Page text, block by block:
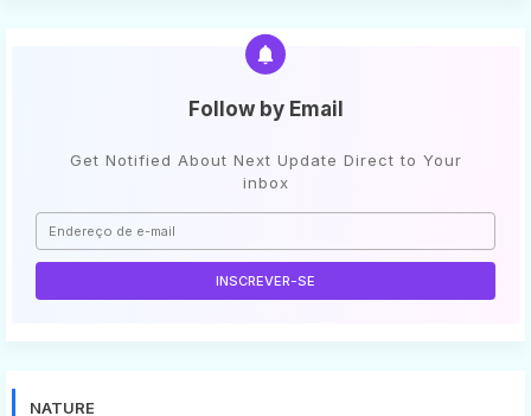
Follow by Email
Get Notified About Next Update Direct to Your
inbox
NATURE